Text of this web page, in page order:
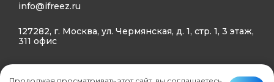
info@ifreez.ru
127282, г. Москва, ул. Чермянская, д. 1, стр. 1, 3 этаж,
311 офис
Политика конфиденциальности